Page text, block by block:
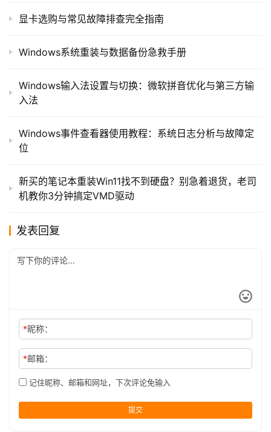
显卡选购与常见故障排查完全指南
Windows系统重装与数据备份急救手册
Windows输入法设置与切换：微软拼音优化与第三方输
入法
Windows事件查看器使用教程：系统日志分析与故障定
位
新买的笔记本重装Win11找不到硬盘？别急着退货，老司
机教你3分钟搞定VMD驱动
发表回复
*昵称：
*邮箱：
记住昵称、邮箱和网址，下次评论免输入
提交